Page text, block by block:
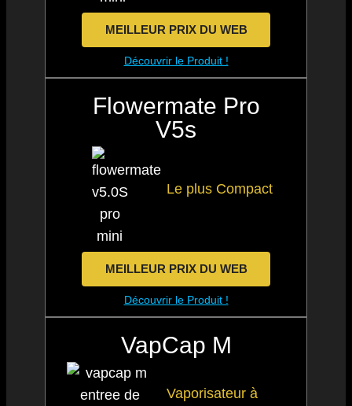
MEILLEUR PRIX DU WEB
Découvrir le Produit !
Flowermate Pro
V5s
Le plus Compact
MEILLEUR PRIX DU WEB
Découvrir le Produit !
VapCap M
Vaporisateur à